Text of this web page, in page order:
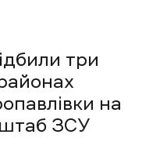
три
на
ЗСУ